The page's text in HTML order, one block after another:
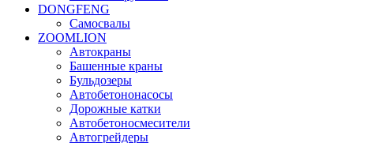
DONGFENG
Самосвалы
ZOOMLION
Автокраны
Башенные краны
Бульдозеры
Автобетононасосы
Дорожные катки
Автобетоносмесители
Автогрейдеры